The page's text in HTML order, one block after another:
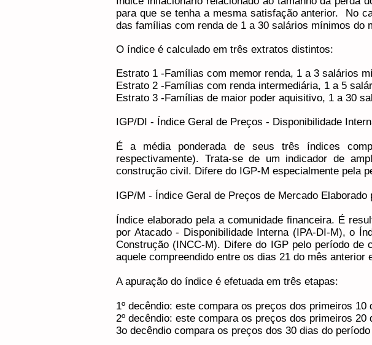
para que se tenha a mesma satisfação anterior. No
das famílias com renda de 1 a 30 salários mínimos do
O índice é calculado em três extratos distintos:
Estrato 1 -Famílias com memor renda, 1 a 3 salários
Estrato 2 -Famílias com renda intermediária, 1 a 5
Estrato 3 -Famílias de maior poder aquisitivo, 1 a 30
IGP/DI - Índice Geral de Preços - Disponibilidade
É a média ponderada de seus três índices
respectivamente). Trata-se de um indicador de
construção civil. Difere do IGP-M especialmente pela
IGP/M - Índice Geral de Preços de Mercado
Índice elaborado pela a comunidade financeira. É
por Atacado - Disponibilidade Interna (IPA-DI-M), o
Construção (INCC-M). Difere do IGP pelo período
aquele compreendido entre os dias 21 do mês anterior
A apuração do índice é efetuada em três etapas:​​​​
1º decêndio: este compara os preços dos primeiros
2º decêndio: este compara os preços dos primeiros
3o decêndio compara os preços dos 30 dias do